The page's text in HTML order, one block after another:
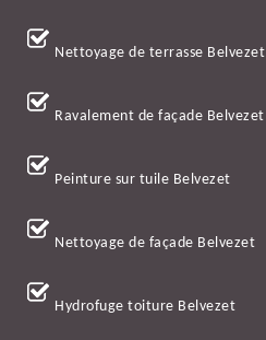
Nettoyage de terrasse Belvezet
Ravalement de façade Belvezet
Peinture sur tuile Belvezet
Nettoyage de façade Belvezet
Hydrofuge toiture Belvezet